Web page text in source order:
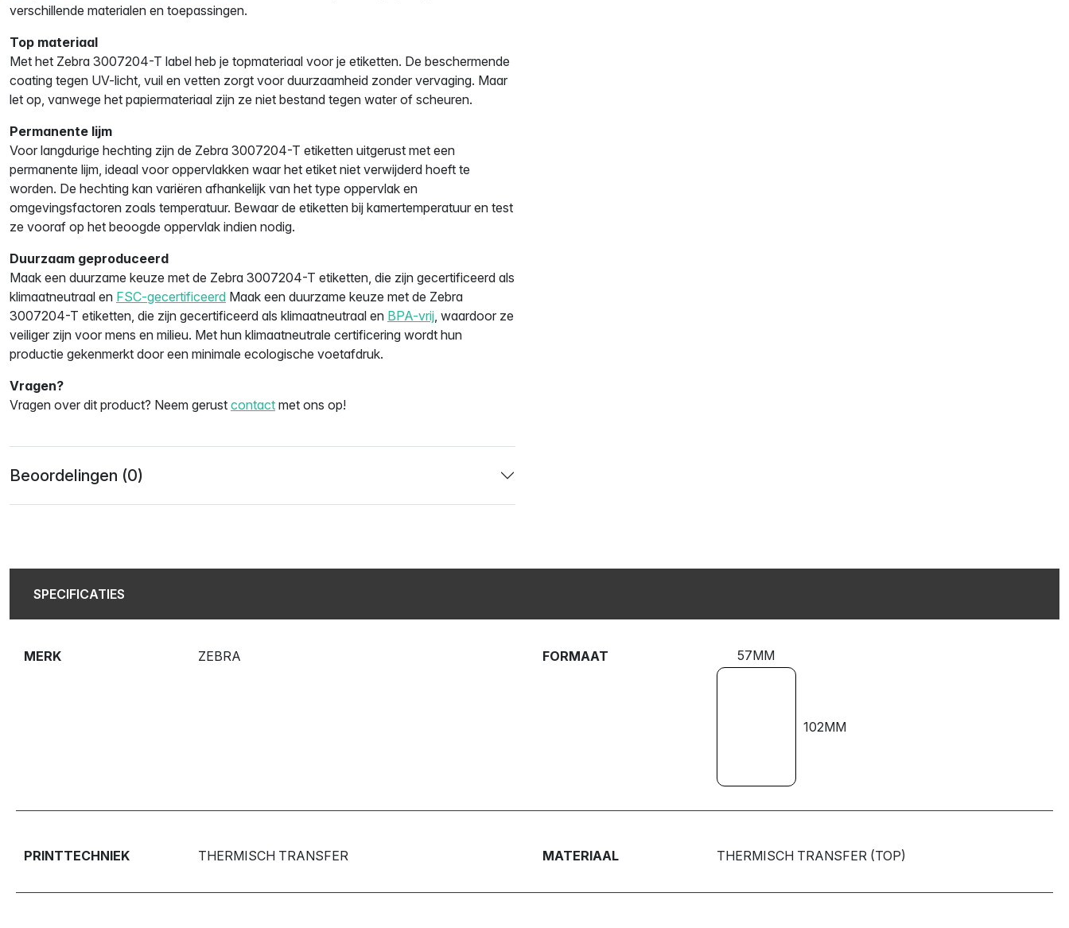
verschillende materialen en toepassingen.
Top materiaal
Met het Zebra 3007204-T label heb je topmateriaal voor je etiketten. De beschermende
coating tegen UV-licht, vuil en vetten zorgt voor duurzaamheid zonder vervaging. Maar
let op, vanwege het papiermateriaal zijn ze niet bestand tegen water of scheuren.
Permanente lijm
Voor langdurige hechting zijn de Zebra 3007204-T etiketten uitgerust met een
permanente lijm, ideaal voor oppervlakken waar het etiket niet verwijderd hoeft te
worden. De hechting kan variëren afhankelijk van het type oppervlak en
omgevingsfactoren zoals temperatuur. Bewaar de etiketten bij kamertemperatuur en test
ze vooraf op het beoogde oppervlak indien nodig.
Duurzaam geproduceerd
Maak een duurzame keuze met de Zebra 3007204-T etiketten, die zijn gecertificeerd als
klimaatneutraal en FSC-gecertificeerd Maak een duurzame keuze met de Zebra
3007204-T etiketten, die zijn gecertificeerd als klimaatneutraal en BPA-vrij , waardoor ze
veiliger zijn voor mens en milieu. Met hun klimaatneutrale certificering wordt hun
productie gekenmerkt door een minimale ecologische voetafdruk.
Vragen?
Vragen over dit product? Neem gerust contact met ons op!
Beoordelingen (0)
SPECIFICATIES
MERK ZEBRA FORMAAT 57MM
102MM
PRINTTECHNIEK THERMISCH TRANSFER MATERIAAL THERMISCH TRANSFER (TOP)